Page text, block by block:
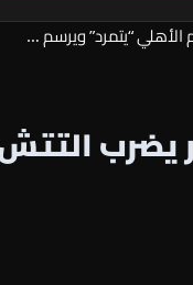
الـ 8 مليون دولار